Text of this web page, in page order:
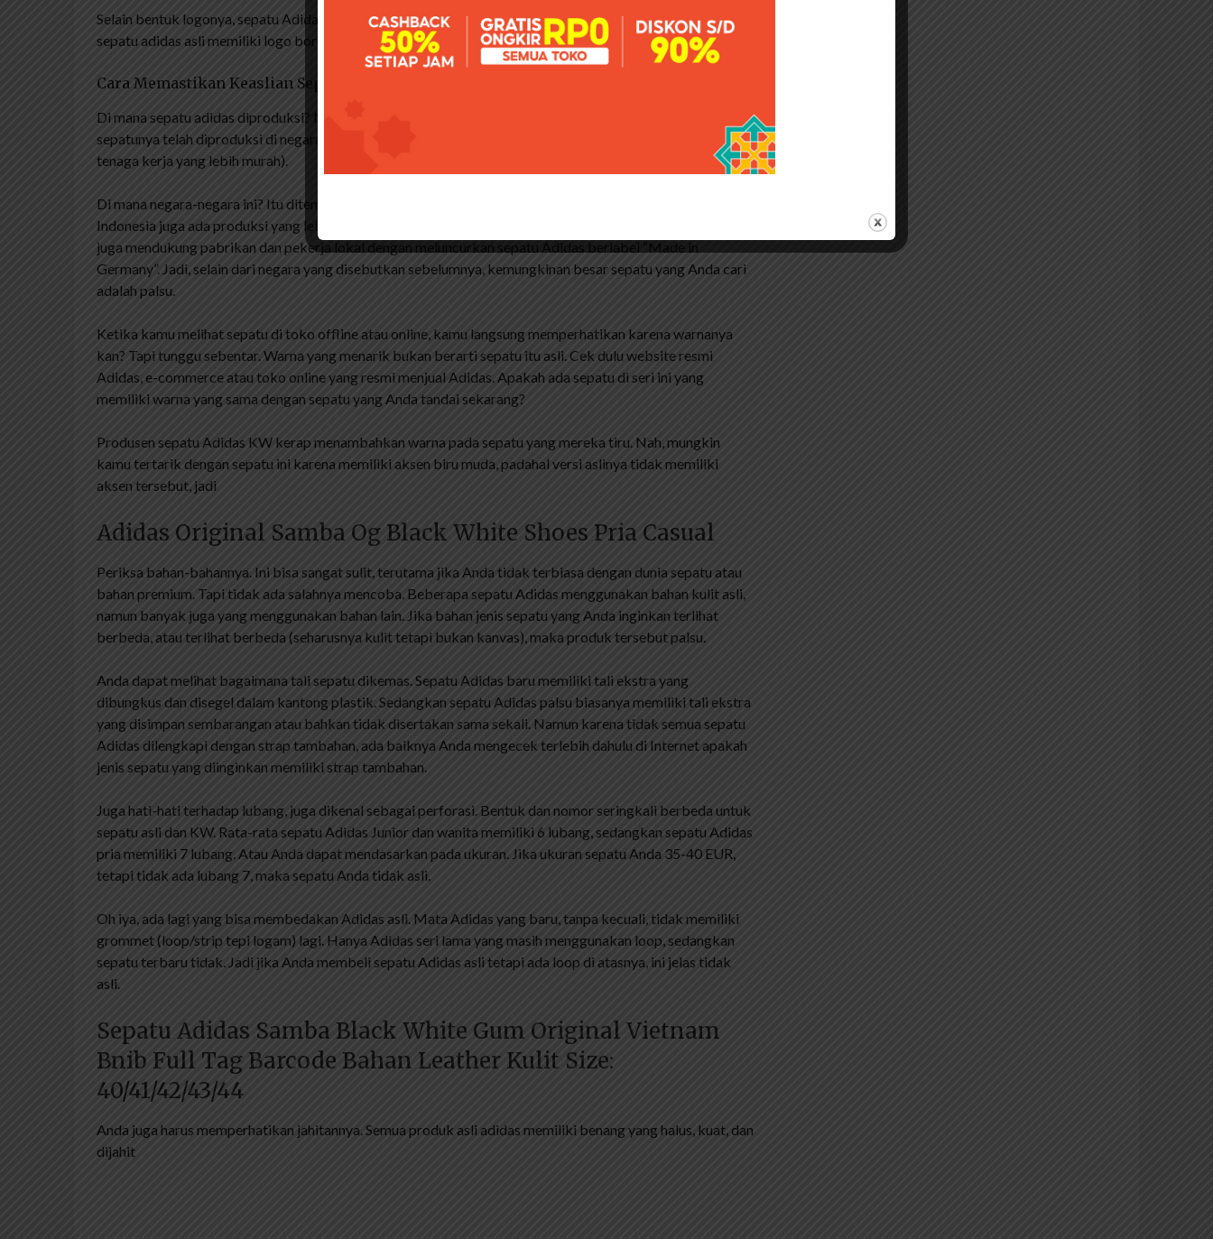
Selain bentuk logonya, sepatu Adidas palsu biasanya memiliki logo dari tag yang ditempelkan. Sedangkan
sepatu adidas asli memiliki logo bordiran di bagian lidah sepatu.
Cara Memastikan Keaslian Sepatu Dengan Kode Produksi Converse
Di mana sepatu adidas diproduksi? Meskipun Adidas adalah merek yang berbasis di Jerman, sejak 1994
sepatunya telah diproduksi di negara-negara dunia ketiga untuk meningkatkan produksi (dan mendapatkan
tenaga kerja yang lebih murah).
Di mana negara-negara ini? Itu ditemukan di Cina, Amerika Serikat, Finlandia, Jepang dan Kanada. Tapi, di
Indonesia juga ada produksi yang lebih halus dari PT. Industri Panarub di Tangerang. Belum lama ini, Adidas
juga mendukung pabrikan dan pekerja lokal dengan meluncurkan sepatu Adidas berlabel “Made in
Germany”. Jadi, selain dari negara yang disebutkan sebelumnya, kemungkinan besar sepatu yang Anda cari
adalah palsu.
Ketika kamu melihat sepatu di toko offline atau online, kamu langsung memperhatikan karena warnanya
kan? Tapi tunggu sebentar. Warna yang menarik bukan berarti sepatu itu asli. Cek dulu website resmi
Adidas, e-commerce atau toko online yang resmi menjual Adidas. Apakah ada sepatu di seri ini yang
memiliki warna yang sama dengan sepatu yang Anda tandai sekarang?
Produsen sepatu Adidas KW kerap menambahkan warna pada sepatu yang mereka tiru. Nah, mungkin
kamu tertarik dengan sepatu ini karena memiliki aksen biru muda, padahal versi aslinya tidak memiliki
aksen tersebut, jadi
Adidas Original Samba Og Black White Shoes Pria Casual
Periksa bahan-bahannya. Ini bisa sangat sulit, terutama jika Anda tidak terbiasa dengan dunia sepatu atau
bahan premium. Tapi tidak ada salahnya mencoba. Beberapa sepatu Adidas menggunakan bahan kulit asli,
namun banyak juga yang menggunakan bahan lain. Jika bahan jenis sepatu yang Anda inginkan terlihat
berbeda, atau terlihat berbeda (seharusnya kulit tetapi bukan kanvas), maka produk tersebut palsu.
Anda dapat melihat bagaimana tali sepatu dikemas. Sepatu Adidas baru memiliki tali ekstra yang
dibungkus dan disegel dalam kantong plastik. Sedangkan sepatu Adidas palsu biasanya memiliki tali ekstra
yang disimpan sembarangan atau bahkan tidak disertakan sama sekali. Namun karena tidak semua sepatu
Adidas dilengkapi dengan strap tambahan, ada baiknya Anda mengecek terlebih dahulu di Internet apakah
jenis sepatu yang diinginkan memiliki strap tambahan.
Juga hati-hati terhadap lubang, juga dikenal sebagai perforasi. Bentuk dan nomor seringkali berbeda untuk
sepatu asli dan KW. Rata-rata sepatu Adidas Junior dan wanita memiliki 6 lubang, sedangkan sepatu Adidas
pria memiliki 7 lubang. Atau Anda dapat mendasarkan pada ukuran. Jika ukuran sepatu Anda 35-40 EUR,
tetapi tidak ada lubang 7, maka sepatu Anda tidak asli.
Oh iya, ada lagi yang bisa membedakan Adidas asli. Mata Adidas yang baru, tanpa kecuali, tidak memiliki
grommet (loop/strip tepi logam) lagi. Hanya Adidas seri lama yang masih menggunakan loop, sedangkan
sepatu terbaru tidak. Jadi jika Anda membeli sepatu Adidas asli tetapi ada loop di atasnya, ini jelas tidak
asli.
Sepatu Adidas Samba Black White Gum Original Vietnam
Bnib Full Tag Barcode Bahan Leather Kulit Size:
40/41/42/43/44
Anda juga harus memperhatikan jahitannya. Semua produk asli adidas memiliki benang yang halus, kuat, dan
dijahit